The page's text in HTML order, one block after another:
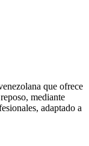
que ofrece
mediante
adaptado a